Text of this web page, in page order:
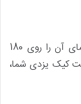
در این مرحله کافی است فر را روشن کرده و دمای آن را روی 180
کیک یزدی شما،